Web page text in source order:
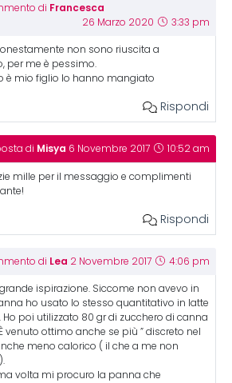
di Francesca
26 Marzo 2020 3:33 pm
onestamente non sono riuscita a
per me è pessimo.
è mio figlio lo hanno mangiato
Rispondi
di Misya 6 Novembre 2017 10:52 am
mille per il messaggio e complimenti
Rispondi
di Lea 2 Novembre 2017 4:06 pm
ispirazione. Siccome non avevo in
ho usato lo stesso quantitativo in latte
Ho poi utilizzato 80 gr di zucchero di canna
venuto ottimo anche se più ” discreto nel
meno calorico ( il che a me non
volta mi procuro la panna che